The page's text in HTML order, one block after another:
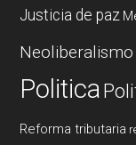
Justicia de paz
Neoliberalismo
Politica
Reforma tributaria